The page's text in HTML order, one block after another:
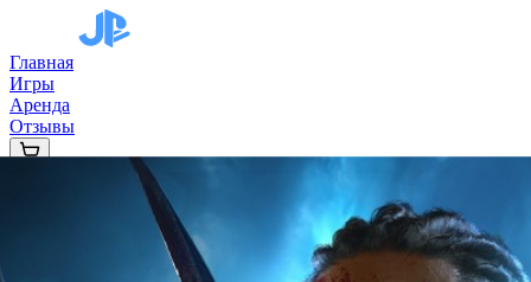
Главная
Игры
Аренда
Отзывы